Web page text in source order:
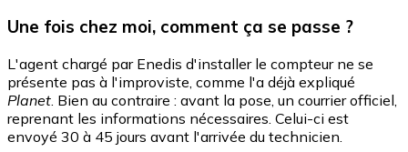
Une fois chez moi, comment ça se passe ?
L'agent chargé par Enedis d'installer le compteur ne se
présente pas à l'improviste, comme l'a déjà expliqué
Planet . Bien au contraire : avant la pose, un courrier officiel,
reprenant les informations nécessaires. Celui-ci est
envoyé 30 à 45 jours avant l'arrivée du technicien.